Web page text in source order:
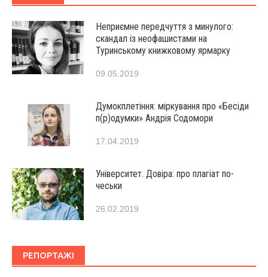
Неприємне передчуття з минулого:
скандал із неофашистами на
Туринському книжковому ярмарку
09.05.2019
Думокплетіння: міркування про «Бесіди
п(р)одумки» Андрія Содомори
17.04.2019
Університет. Довіра: про плагіат по-
чеськи
26.02.2019
РЕПОРТАЖІ